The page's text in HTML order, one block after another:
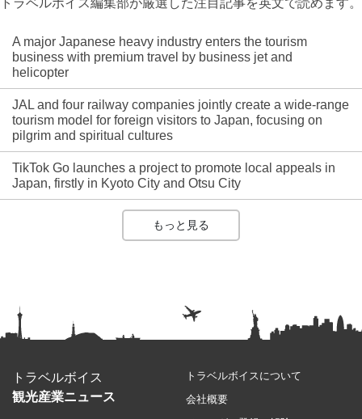
A major Japanese heavy industry enters the tourism
business with premium travel by business jet and
helicopter
JAL and four railway companies jointly create a wide-range
tourism model for foreign visitors to Japan, focusing on
pilgrim and spiritual cultures
TikTok Go launches a project to promote local appeals in
Japan, firstly in Kyoto City and Otsu City
もっと見る
トラベルボイス
観光産業ニュース
トラベルボイスについて
会社概要